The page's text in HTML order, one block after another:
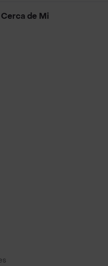
de Mi